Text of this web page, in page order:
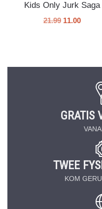
Kids Only Jurk Saga
21.99 11.00
GRATIS
TWEE
KOM